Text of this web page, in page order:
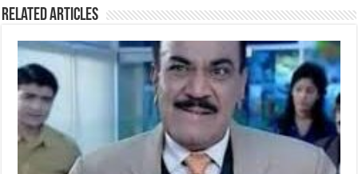
o
o
k
p
p
g
e
m
Related Articles